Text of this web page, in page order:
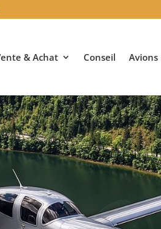
& Achat Conseil Avions